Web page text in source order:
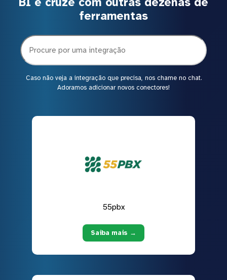
ferramentas
Caso não veja a integração que precisa, nos chame no chat.
Adoramos adicionar novos conectores!
55pbx
Saiba mais →